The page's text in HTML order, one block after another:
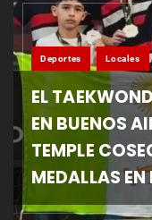
Deportes Locales
EL
EN BUENOS
TEMPLE
MEDALLAS